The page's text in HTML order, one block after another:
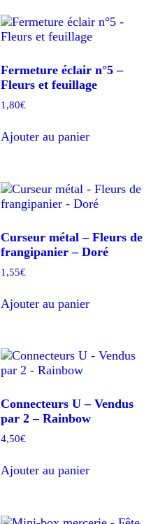
Fermeture éclair n°5 –
Fleurs et feuillage
1,80€
Ajouter au panier
Curseur métal – Fleurs de
frangipanier – Doré
1,55€
Ajouter au panier
Connecteurs U – Vendus
par 2 – Rainbow
4,50€
Ajouter au panier